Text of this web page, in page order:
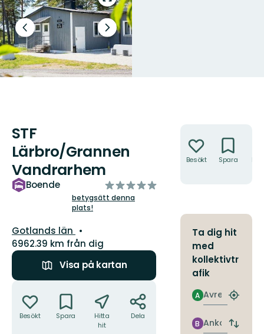
till
helskärmsläge
Föregående
bild
Nästa
bildspel
STF
Lärbro/Grannen
Vandrarhem
Boende
av
5
betygsätt denna
plats!
Län:
Gotlands län
6962.39 km från dig
Visa på kartan
Besökt Spara
Hitta
hit
Dela
Besökt Spara
Ta dig hit
med
kollektivtr
afik
Avresa
A
Hitta
Ankomst
B
Byt